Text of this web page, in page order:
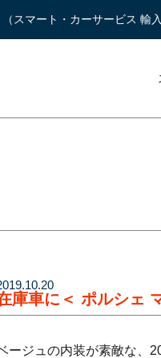
スマート・カーサービス 輸
庫車に＜ ポルシェ
ージュの内装が素敵な、